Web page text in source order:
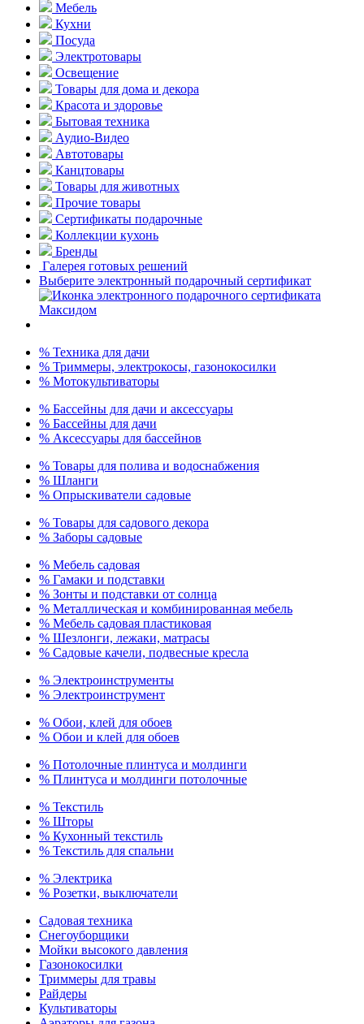
Мебель
Кухни
Посуда
Электротовары
Освещение
Товары для дома и декора
Красота и здоровье
Бытовая техника
Аудио-Видео
Автотовары
Канцтовары
Товары для животных
Прочие товары
Сертификаты подарочные
Коллекции кухонь
Бренды
Галерея готовых решений
Выберите электронный подарочный сертификат
% Техника для дачи
% Триммеры, электрокосы, газонокосилки
% Мотокультиваторы
% Бассейны для дачи и аксессуары
% Бассейны для дачи
% Аксессуары для бассейнов
% Товары для полива и водоснабжения
% Шланги
% Опрыскиватели садовые
% Товары для садового декора
% Заборы садовые
% Мебель садовая
% Гамаки и подставки
% Зонты и подставки от солнца
% Металлическая и комбинированная мебель
% Мебель садовая пластиковая
% Шезлонги, лежаки, матрасы
% Садовые качели, подвесные кресла
% Электроинструменты
% Электроинструмент
% Обои, клей для обоев
% Обои и клей для обоев
% Потолочные плинтуса и молдинги
% Плинтуса и молдинги потолочные
% Текстиль
% Шторы
% Кухонный текстиль
% Текстиль для спальни
% Электрика
% Розетки, выключатели
Садовая техника
Снегоуборщики
Мойки высокого давления
Газонокосилки
Триммеры для травы
Райдеры
Культиваторы